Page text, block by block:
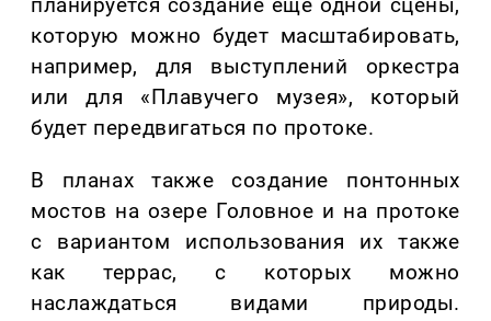
планируется создание еще одной сцены,
которую можно будет масштабировать,
например, для выступлений оркестра
или для «Плавучего музея», который
будет передвигаться по протоке.
В планах также создание понтонных
мостов на озере Головное и на протоке
с вариантом использования их также
как террас, с которых можно
наслаждаться видами природы.